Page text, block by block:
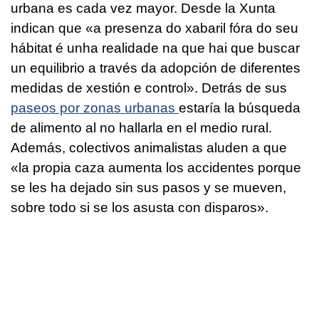
urbana es cada vez mayor. Desde la Xunta
indican que «a presenza do xabaril fóra do seu
hábitat é unha realidade na que hai que buscar
un equilibrio a través da adopción de diferentes
medidas de xestión e control ». Detrás de sus
paseos por zonas urbanas estaría la búsqueda
de alimento al no hallarla en el medio rural.
Además, colectivos animalistas aluden a que
«la propia caza aumenta los accidentes porque
se les ha dejado sin sus pasos y se mueven,
sobre todo si se los asusta con disparos».